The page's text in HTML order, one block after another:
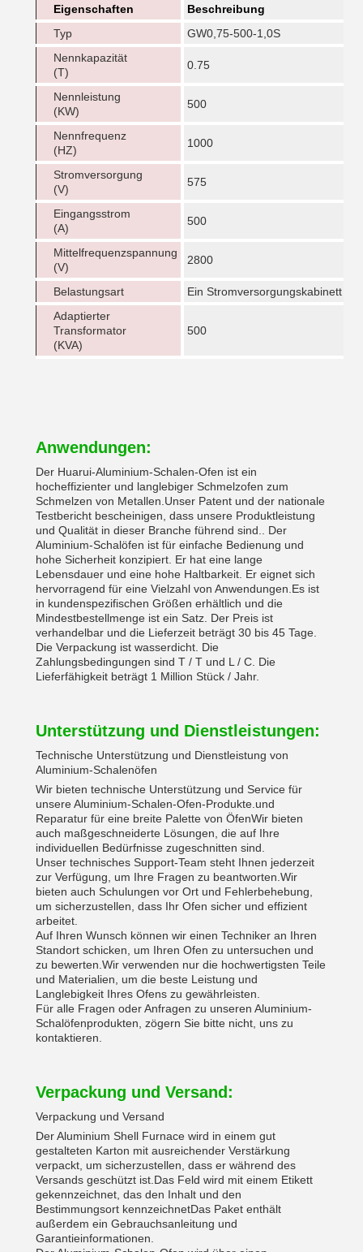
Eigenschaften
Beschreibung
Typ
GW0,75-500-1,0S
Nennkapazität
(T)
0.75
Nennleistung
(KW)
500
Nennfrequenz
(HZ)
1000
Stromversorgung
(V)
575
Eingangsstrom
(A)
500
Mittelfrequenzspannung
(V)
2800
Belastungsart
Ein Stromversorgungskabinett
Adaptierter
Transformator
(KVA)
500
Anwendungen:
Der Huarui-Aluminium-Schalen-Ofen ist ein
hocheffizienter und langlebiger Schmelzofen zum
Schmelzen von Metallen.Unser Patent und der nationale
Testbericht bescheinigen, dass unsere Produktleistung
und Qualität in dieser Branche führend sind.. Der
Aluminium-Schalöfen ist für einfache Bedienung und
hohe Sicherheit konzipiert. Er hat eine lange
Lebensdauer und eine hohe Haltbarkeit. Er eignet sich
hervorragend für eine Vielzahl von Anwendungen.Es ist
in kundenspezifischen Größen erhältlich und die
Mindestbestellmenge ist ein Satz. Der Preis ist
verhandelbar und die Lieferzeit beträgt 30 bis 45 Tage.
Die Verpackung ist wasserdicht. Die
Zahlungsbedingungen sind T / T und L / C. Die
Lieferfähigkeit beträgt 1 Million Stück / Jahr.
Unterstützung und Dienstleistungen:
Technische Unterstützung und Dienstleistung von
Aluminium-Schalenöfen
Wir bieten technische Unterstützung und Service für
unsere Aluminium-Schalen-Ofen-Produkte.und
Reparatur für eine breite Palette von ÖfenWir bieten
auch maßgeschneiderte Lösungen, die auf Ihre
individuellen Bedürfnisse zugeschnitten sind.
Unser technisches Support-Team steht Ihnen jederzeit
zur Verfügung, um Ihre Fragen zu beantworten.Wir
bieten auch Schulungen vor Ort und Fehlerbehebung,
um sicherzustellen, dass Ihr Ofen sicher und effizient
arbeitet.
Auf Ihren Wunsch können wir einen Techniker an Ihren
Standort schicken, um Ihren Ofen zu untersuchen und
zu bewerten.Wir verwenden nur die hochwertigsten Teile
und Materialien, um die beste Leistung und
Langlebigkeit Ihres Ofens zu gewährleisten.
Für alle Fragen oder Anfragen zu unseren Aluminium-
Schalöfenprodukten, zögern Sie bitte nicht, uns zu
kontaktieren.
Verpackung und Versand:
Verpackung und Versand
Der Aluminium Shell Furnace wird in einem gut
gestalteten Karton mit ausreichender Verstärkung
verpackt, um sicherzustellen, dass er während des
Versands geschützt ist.Das Feld wird mit einem Etikett
gekennzeichnet, das den Inhalt und den
Bestimmungsort kennzeichnetDas Paket enthält
außerdem ein Gebrauchsanleitung und
Garantieinformationen.